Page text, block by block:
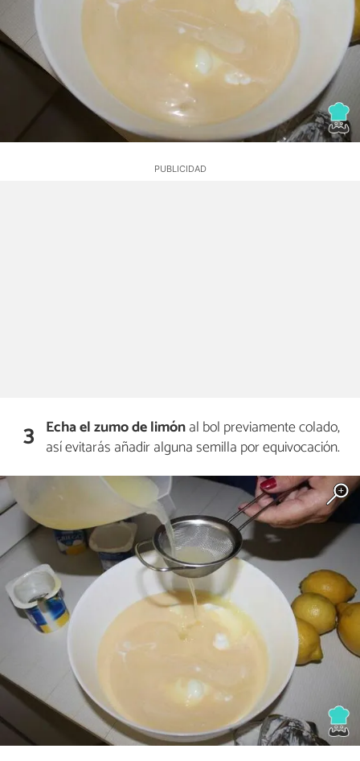
3 Echa el zumo de limónal bol previamente colado,
así evitarás añadir alguna semilla por equivocación.